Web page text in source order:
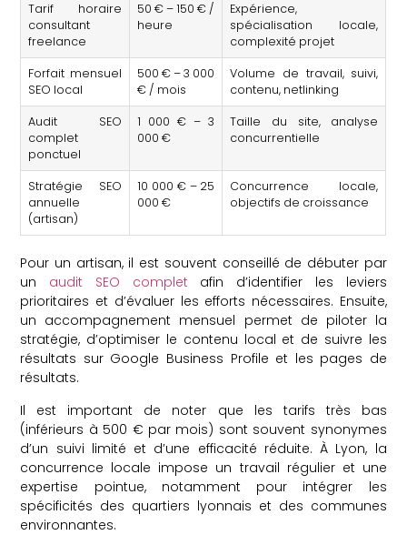
Tarif horaire
consultant
freelance
50 € – 150 € /
heure
Expérience,
spécialisation locale,
complexité projet
Forfait mensuel
SEO local
500 € – 3 000
€ / mois
Volume de travail, suivi,
contenu, netlinking
Audit SEO
complet
ponctuel
1 000 € – 3
000 €
Taille du site, analyse
concurrentielle
Stratégie SEO
annuelle
(artisan)
10 000 € – 25
000 €
Concurrence locale,
objectifs de croissance
Pour un artisan, il est souvent conseillé de débuter par
un audit SEO complet afin d’identifier les leviers
prioritaires et d’évaluer les efforts nécessaires. Ensuite,
un accompagnement mensuel permet de piloter la
stratégie, d’optimiser le contenu local et de suivre les
résultats sur Google Business Profile et les pages de
résultats.
Il est important de noter que les tarifs très bas
(inférieurs à 500 € par mois) sont souvent synonymes
d’un suivi limité et d’une efficacité réduite. À Lyon, la
concurrence locale impose un travail régulier et une
expertise pointue, notamment pour intégrer les
spécificités des quartiers lyonnais et des communes
environnantes.